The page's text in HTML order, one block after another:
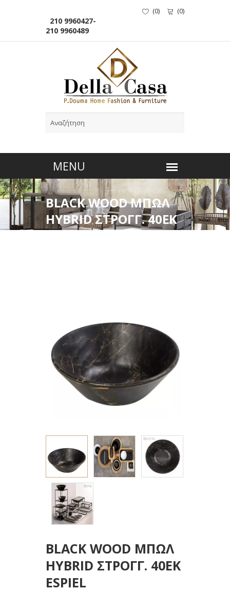
210 9960427-
210 9960489
(0) (0)
BLACK WOOD ΜΠΩΛ
HYBRID ΣΤΡΟΓΓ. 40ΕΚ
BLACK WOOD ΜΠΩΛ
HYBRID ΣΤΡΟΓΓ. 40ΕΚ
ESPIEL